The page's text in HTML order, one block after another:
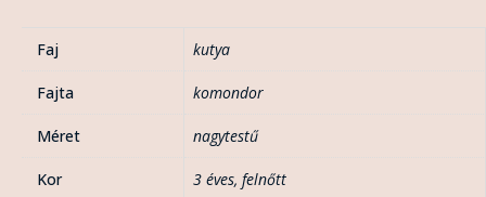
Faj kutya
Fajta komondor
Méret nagytestű
Kor 3 éves, felnőtt